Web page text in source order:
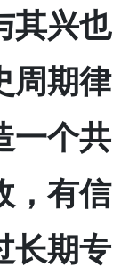
其兴也
周期律
一个共
，有信
长期专